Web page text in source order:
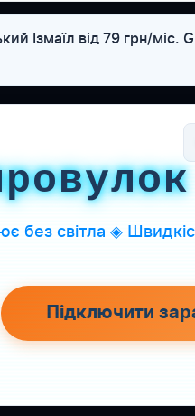
Ізмаїл від 79 грн/міс.
без світла ◈
Підключити